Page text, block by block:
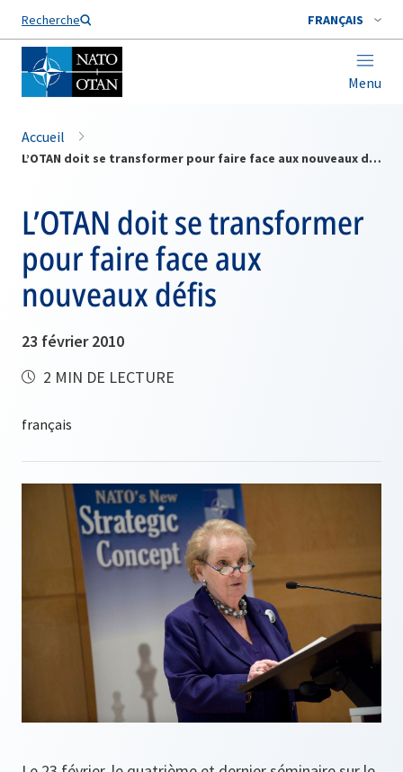
Recherche FRANÇAIS
Menu
Nom de famille*
Accueil
L’OTAN doit se transformer pour faire face aux nouveaux défis
L’OTAN doit se transformer
pour faire face aux
nouveaux défis
23 février 2010
2 MIN DE LECTURE